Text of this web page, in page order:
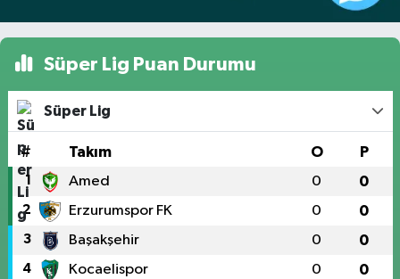
Süper Lig Puan Durumu
Süper Lig
# Takım O P
1 Amed 0 0
2 Erzurumspor FK 0 0
3 Başakşehir 0 0
4 Kocaelispor 0 0